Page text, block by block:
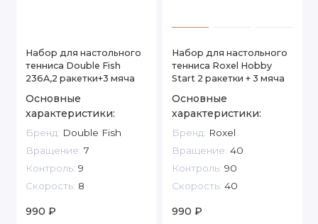
Набор для настольного
тенниса Double Fish
236A,2 ракетки+3 мяча
Основные
характеристики:
Бренд: Double Fish
Вращение: 7
Контроль: 9
Скорость: 8
990 ₽
Набор для настольного
тенниса Roxel Hobby
Start 2 ракетки + 3 мяча
Основные
характеристики:
Бренд: Roxel
Вращение: 40
Контроль: 90
Скорость: 40
990 ₽